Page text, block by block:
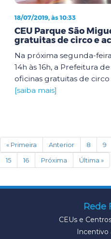
18/07/2019, às 10:33
CEU Parque São
gratuitas de circo e
Na próxima segunda-feira
14h às 16h, a Prefeitura
oficinas gratuitas de circo
[saiba mais]
« Primeira Anterior 8 9
15
16 Próxima Última »
Rede
CEUs e
Incentivo